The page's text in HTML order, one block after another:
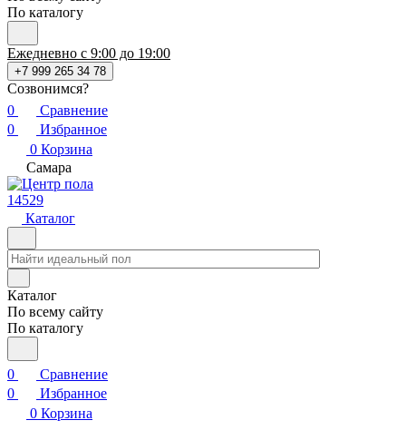
По каталогу
Ежедневно с 9:00 до 19:00
+7 999 265 34 78
Созвонимся?
0
Сравнение
0
Избранное
0 Корзина
Самара
14529
Каталог
Каталог
По всему сайту
По каталогу
0
Сравнение
0
Избранное
0 Корзина